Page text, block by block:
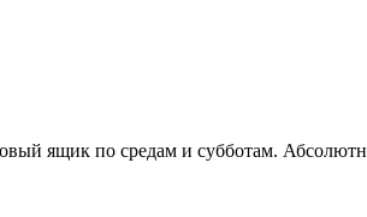
ящик по средам и субботам.